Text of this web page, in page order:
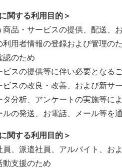
関する利用目的＞
商品・サービスの提供、配送、
利用者情報の登録および管理の
認のため
ビスの提供等に伴い必要となる
ビスの改良・改善、および新サ
タ分析、アンケートの実施等に
ルの発送、お電話、メール等を
関する利用目的＞
員、派遣社員、アルバイト、お
動支援のため